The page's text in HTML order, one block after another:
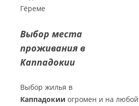
Гёреме
Выбор места
проживания в
Каппадокии
Выбор жилья в
Каппадокии огромен и на любой